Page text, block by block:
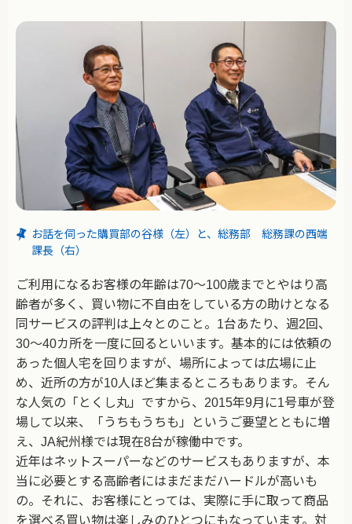
お話を伺った購買部の谷様（左）と、総務部 総務課の西端
課長（右）
ご利用になるお客様の年齢は70～100歳までとやはり高
齢者が多く、買い物に不自由をしている方の助けとなる
同サービスの評判は上々とのこと。1台あたり、週2回、
30～40カ所を一度に回るといいます。基本的には依頼の
あった個人宅を回りますが、場所によっては広場に止
め、近所の方が10人ほど集まるところもあります。そん
な人気の「とくし丸」ですから、2015年9月に1号車が登
場して以来、「うちもうちも」というご要望とともに増
え、JA紀州様では現在8台が稼働中です。
近年はネットスーパーなどのサービスもありますが、本
当に必要とする高齢者にはまだまだハードルが高いも
の。それに、お客様にとっては、実際に手に取って商品
を選べる買い物は楽しみのひとつにもなっています。対